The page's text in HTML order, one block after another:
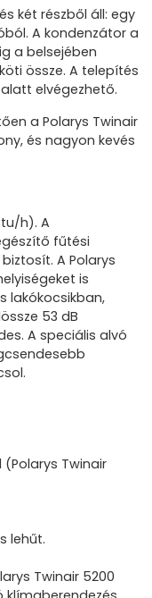
két részből áll: egy
A kondenzátor a
a belsejében
össze. A telepítés
elvégezhető.
a Polarys Twinair
és nagyon kevés
h). A
fűtési
A Polarys
is
lakókocsikban,
53 dB
A speciális alvó
Twinair
lehűt.
Twinair 5200